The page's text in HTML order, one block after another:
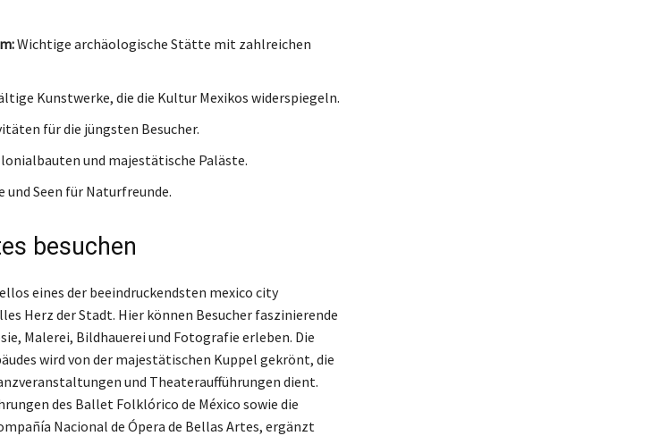
Wichtige archäologische Stätte mit zahlreichen
Kunstwerke, die die Kultur Mexikos widerspiegeln.
für die jüngsten Besucher.
und majestätische Paläste.
und Seen für Naturfreunde.
besuchen
eines der beeindruckendsten mexico city
Herz der Stadt. Hier können Besucher faszinierende
Malerei, Bildhauerei und Fotografie erleben. Die
wird von der majestätischen Kuppel gekrönt, die
und Theateraufführungen dient.
des Ballet Folklórico de México sowie die
Nacional de Ópera de Bellas Artes, ergänzt